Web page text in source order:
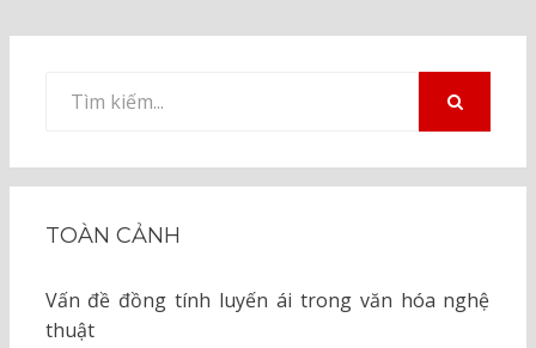
kiếm
TOÀN CẢNH
Vấn đề đồng tính luyến ái trong văn hóa nghệ
thuật